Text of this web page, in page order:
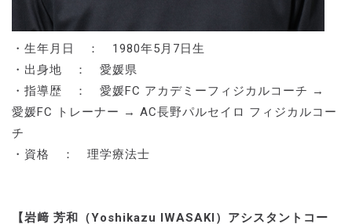
・生年月日 ： 1980年5月7日生
・出身地 ： 愛媛県
・指導歴 ： 愛媛FC アカデミーフィジカルコーチ →
愛媛FC トレーナー → AC長野パルセイロ フィジカルコー
チ
・資格 ： 理学療法士
【岩﨑 芳和（Yoshikazu IWASAKI）アシスタントコー